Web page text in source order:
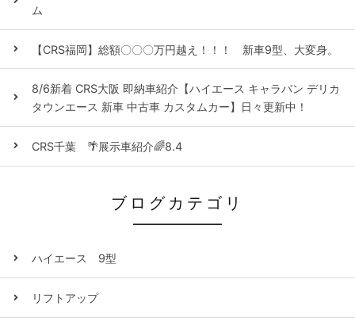
ム
【CRS福岡】総額〇〇〇万円越え！！！ 新車9型、大変身。
8/6新着 CRS大阪 即納車紹介【ハイエース キャラバン デリカ
タウンエース 新車 中古車 カスタムカー】日々更新中！
CRS千葉 🌴展示車紹介🌈8.4
ブログカテゴリ
ハイエース 9型
リフトアップ